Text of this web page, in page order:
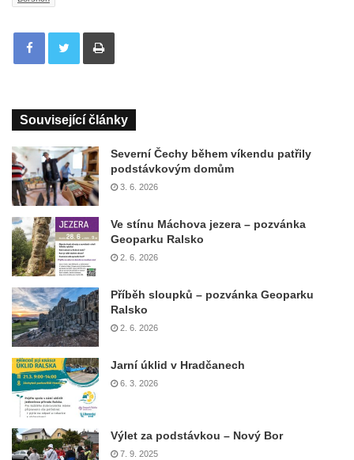
Tisknout
Související články
Severní Čechy během víkendu patřily
podstávkovým domům
3. 6. 2026
Ve stínu Máchova jezera – pozvánka
Geoparku Ralsko
2. 6. 2026
Příběh sloupků – pozvánka Geoparku
Ralsko
2. 6. 2026
Jarní úklid v Hradčanech
6. 3. 2026
Výlet za podstávkou – Nový Bor
7. 9. 2025